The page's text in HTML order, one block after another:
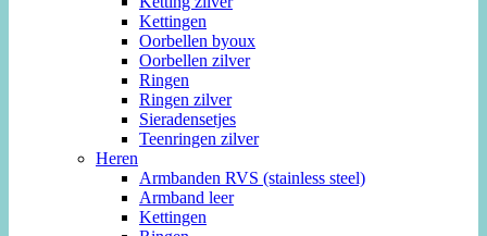
Kettingen
Oorbellen byoux
Oorbellen zilver
Ringen
Ringen zilver
Sieradensetjes
Teenringen zilver
Heren
Armbanden RVS (stainless steel)
Armband leer
Kettingen